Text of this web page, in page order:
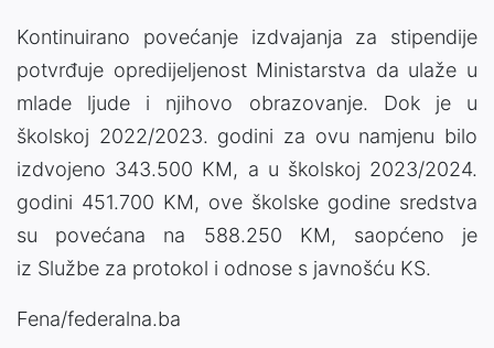
Kontinuirano povećanje izdvajanja za stipendije
potvrđuje opredijeljenost Ministarstva da ulaže u
mlade ljude i njihovo obrazovanje. Dok je u
školskoj 2022/2023. godini za ovu namjenu bilo
izdvojeno 343.500 KM, a u školskoj 2023/2024.
godini 451.700 KM, ove školske godine sredstva
su povećana na 588.250 KM, saopćeno je
iz Službe za protokol i odnose s javnošću KS.
Fena/federalna.ba